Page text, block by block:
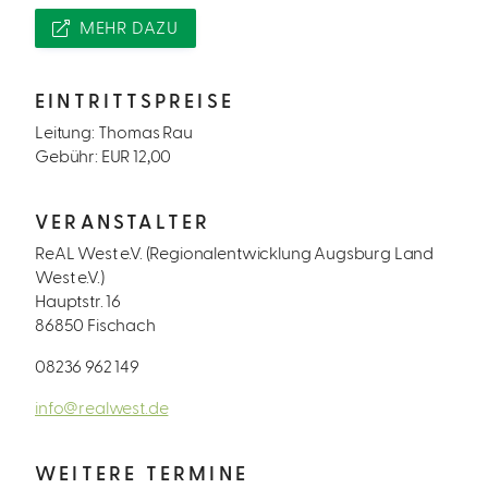
MEHR DAZU
EINTRITTSPREISE
Leitung: Thomas Rau
Gebühr: EUR 12,00
VERANSTALTER
ReAL West e.V. (Regionalentwicklung Augsburg Land
West e.V.)
Hauptstr. 16
86850 Fischach
08236 962 149
info@realwest.de
WEITERE TERMINE